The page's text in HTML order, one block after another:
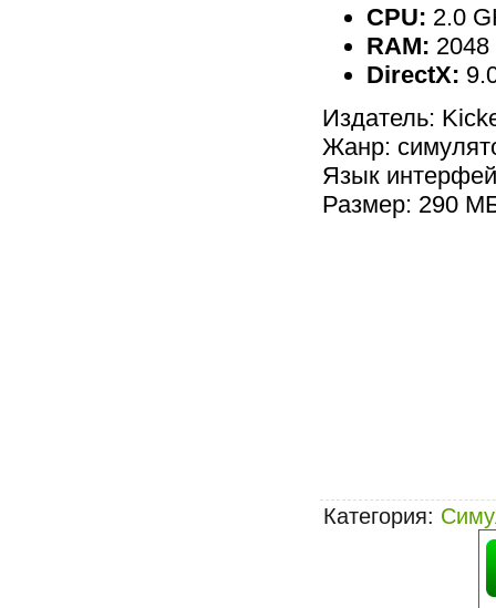
CPU: 2.0
RAM: 2048
DirectX:
Издатель:
Жанр:
Язык
Размер: 290
Категория: